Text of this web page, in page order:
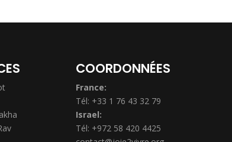
COORDONNÉES
France:
Tél: +33 1 76 43 32 79
Israel:
Tél: +972 58 420 4425